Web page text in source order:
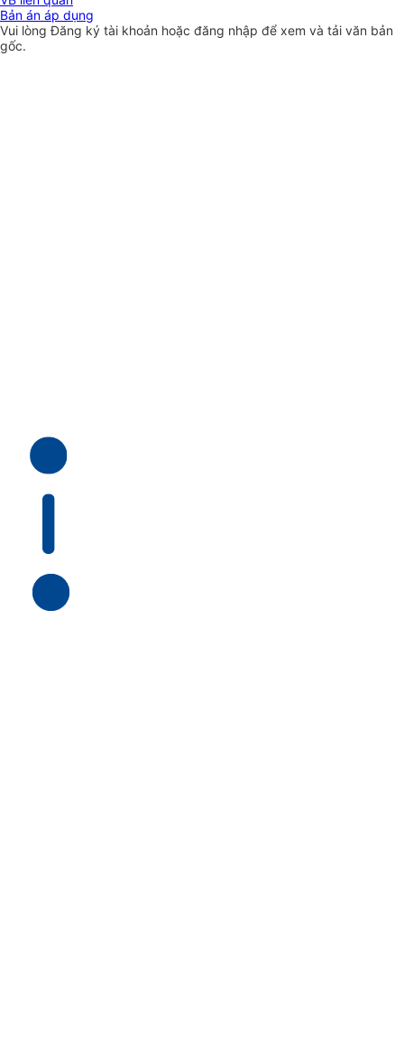
Bản án áp dụng
Vui lòngĐăng ký tài khoản hoặc đăng nhập để xem và tải văn bản
gốc.